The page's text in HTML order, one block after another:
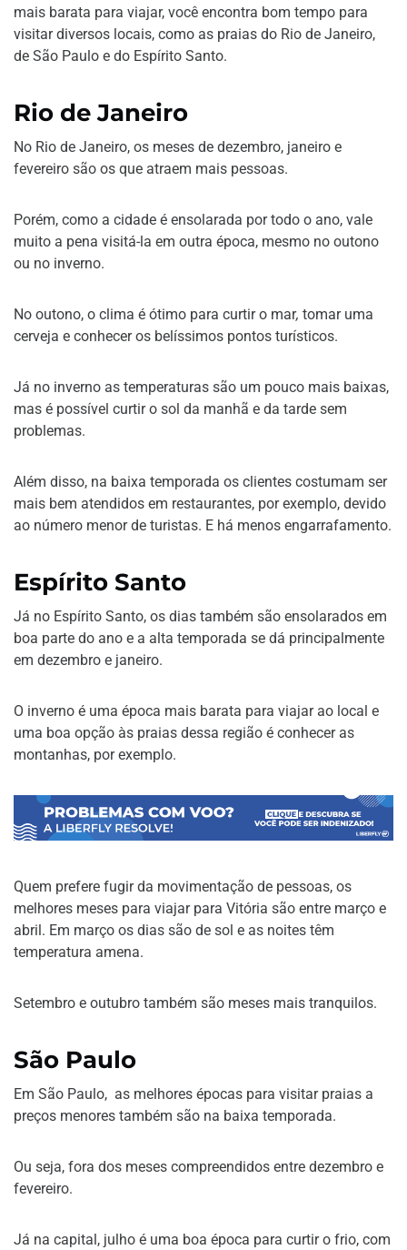
mais barata para viajar, você encontra bom tempo para
visitar diversos locais, como as praias do Rio de Janeiro,
de São Paulo e do Espírito Santo.
Rio de Janeiro
No Rio de Janeiro, os meses de dezembro, janeiro e
fevereiro são os que atraem mais pessoas.
Porém, como a cidade é ensolarada por todo o ano, vale
muito a pena visitá-la em outra época, mesmo no outono
ou no inverno.
No outono, o clima é ótimo para curtir o mar, tomar uma
cerveja e conhecer os belíssimos pontos turísticos.
Já no inverno as temperaturas são um pouco mais baixas,
mas é possível curtir o sol da manhã e da tarde sem
problemas.
Além disso, na baixa temporada os clientes costumam ser
mais bem atendidos em restaurantes, por exemplo, devido
ao número menor de turistas. E há menos engarrafamento.
Espírito Santo
Já no Espírito Santo, os dias também são ensolarados em
boa parte do ano e a alta temporada se dá principalmente
em dezembro e janeiro.
O inverno é uma época mais barata para viajar ao local e
uma boa opção às praias dessa região é conhecer as
montanhas, por exemplo.
Quem prefere fugir da movimentação de pessoas, os
melhores meses para viajar para Vitória são entre março e
abril. Em março os dias são de sol e as noites têm
temperatura amena.
Setembro e outubro também são meses mais tranquilos.
São Paulo
Em São Paulo, as melhores épocas para visitar praias a
preços menores também são na baixa temporada.
Ou seja, fora dos meses compreendidos entre dezembro e
fevereiro.
Já na capital, julho é uma boa época para curtir o frio, com